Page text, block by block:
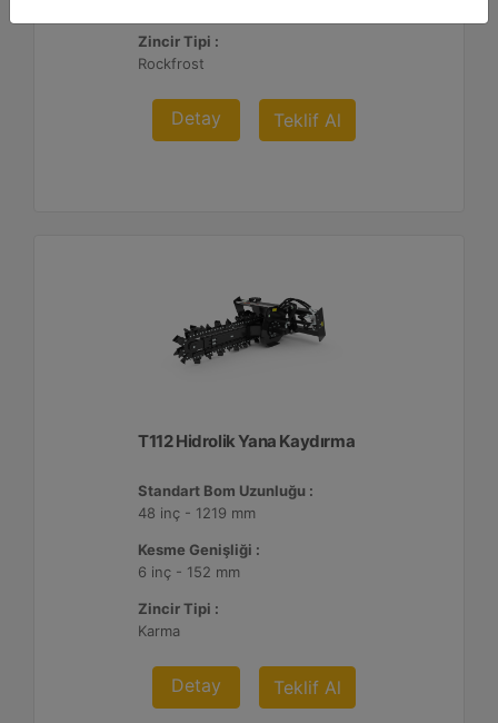
Zincir Tipi :
Rockfrost
Detay Teklif Al
T112 Hidrolik Yana Kaydırma
Standart Bom Uzunluğu :
48 inç - 1219 mm
Kesme Genişliği :
6 inç - 152 mm
Zincir Tipi :
Karma
Detay Teklif Al